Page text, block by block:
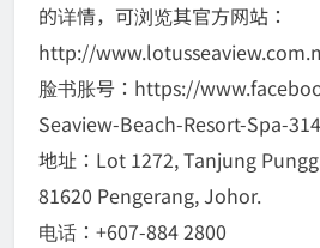
的详情，可浏览其官方网站：
http://
脸书胀号：https://
Seaview-Beach-Resort-Spa-
地址：Lot 1272, Tanjung
81620 Pengerang, Johor.
电话：+607-884 2800